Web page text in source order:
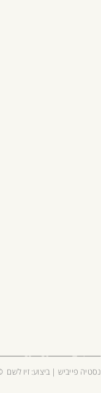
נסטיה פייביש | ביצוע:זיו לשם